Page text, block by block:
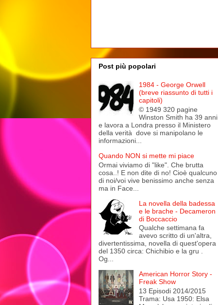
Post più popolari
1984 - George Orwell
(breve riassunto di tutti i
capitoli)
© 1949 320 pagine
Winston Smith ha 39 anni
e lavora a Londra presso il Ministero
della verità dove si manipolano le
informazioni...
Quando NON si mette mi piace
Ormai viviamo di "like". Che brutta
cosa..! E non dite di no! Cioè qualcuno
di noi/voi vive benissimo anche senza
ma in Face...
La novella della badessa
e le brache - Decameron
di Boccaccio
Qualche settimana fa
avevo scritto di un'altra,
divertentissima, novella di quest'opera
del 1350 circa: Chichibio e la gru .
Og...
American Horror Story -
Freak Show
13 Episodi 2014/2015
Trama: Usa 1950: Elsa